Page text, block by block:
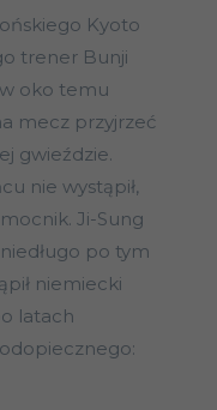
Kyoto
trener Bunji
oko temu
mecz przyjrzeć
gwieździe.
nie wystąpił,
Ji-Sung
po tym
niemiecki
latach